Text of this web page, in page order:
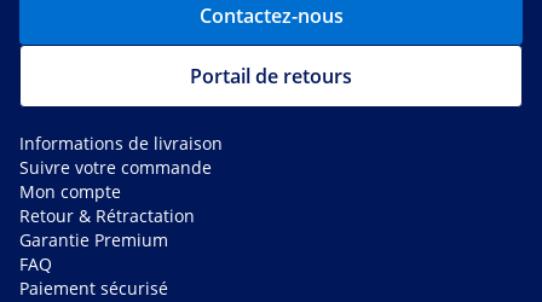
Contactez-nous
Portail de retours
Informations de livraison
Suivre votre commande
Mon compte
Retour & Rétractation
Garantie Premium
FAQ
Paiement sécurisé